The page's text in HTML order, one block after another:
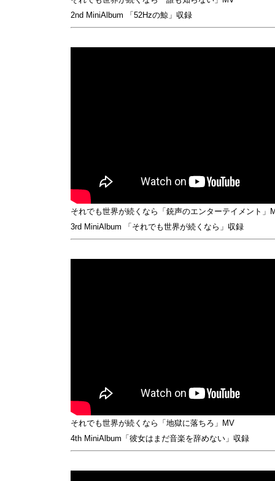
2nd MiniAlbum 「52Hzの鯨」収録
それでも世界が続くなら「銃声のエンターテイメント」
3rd MiniAlbum 「それでも世界が続くなら」収録
それでも世界が続くなら「地獄に落ちろ」MV
4th MiniAlbum「彼女はまだ音楽を辞めない」収録